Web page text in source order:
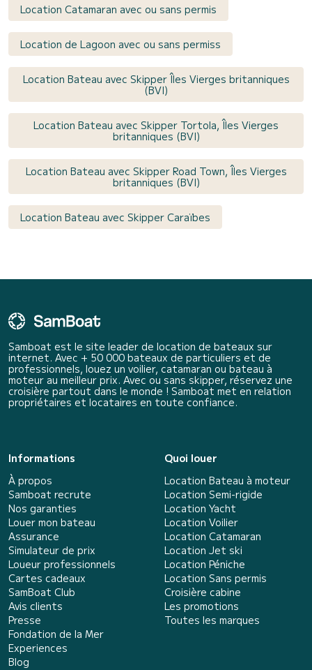
Location Catamaran avec ou sans permis
Location de Lagoon avec ou sans permiss
Location Bateau avec Skipper Îles Vierges britanniques
(BVI)
Location Bateau avec Skipper Tortola, Îles Vierges
britanniques (BVI)
Location Bateau avec Skipper Road Town, Îles Vierges
britanniques (BVI)
Location Bateau avec Skipper Caraïbes
Samboat est le site leader de location de bateaux sur
internet. Avec + 50 000 bateaux de particuliers et de
professionnels, louez un voilier, catamaran ou bateau à
moteur au meilleur prix. Avec ou sans skipper, réservez une
croisière partout dans le monde ! Samboat met en relation
propriétaires et locataires en toute confiance.
Informations
À propos
Samboat recrute
Nos garanties
Louer mon bateau
Assurance
Simulateur de prix
Loueur professionnels
Cartes cadeaux
SamBoat Club
Avis clients
Presse
Fondation de la Mer
Experiences
Blog
Quoi louer
Location Bateau à moteur
Location Semi-rigide
Location Yacht
Location Voilier
Location Catamaran
Location Jet ski
Location Péniche
Location Sans permis
Croisière cabine
Les promotions
Toutes les marques